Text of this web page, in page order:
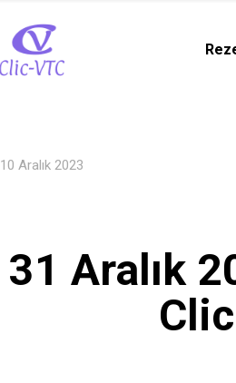
10 Aralık 2023
31 Aralık